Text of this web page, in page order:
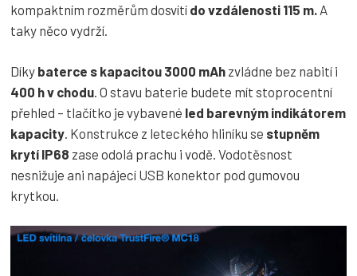
kompaktním rozměrům dosvítí do vzdálenosti 115 m. A
taky něco vydrží.
Díky baterce s kapacitou 3000 mAh zvládne bez nabití i
400 h v chodu . O stavu baterie budete mít stoprocentní
přehled – tlačítko je vybavené led barevným indikátorem
kapacity . Konstrukce z leteckého hliníku se stupněm
krytí IP68 zase odolá prachu i vodě. Vodotěsnost
nesnižuje ani napájecí USB konektor pod gumovou
krytkou.